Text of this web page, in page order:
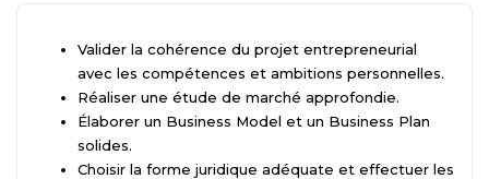
Valider la cohérence du projet entrepreneurial
avec les compétences et ambitions personnelles.
Réaliser une étude de marché approfondie.
Élaborer un Business Model et un Business Plan
solides.
Choisir la forme juridique adéquate et effectuer les